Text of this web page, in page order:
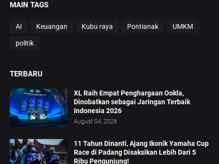
MAIN TAGS
AI Keuangan Kubu raya Pontianak UMKM
politik
TERBARU
XL Raih Empat Penghargaan Ookla,
Dinobatkan sebagai Jaringan Terbaik
Indonesia 2026
August 04, 2026
11 Tahun Dinanti, Ajang Ikonik Yamaha Cup
Race di Padang Disaksikan Lebih Dari 5
Ribu Pengunjung!